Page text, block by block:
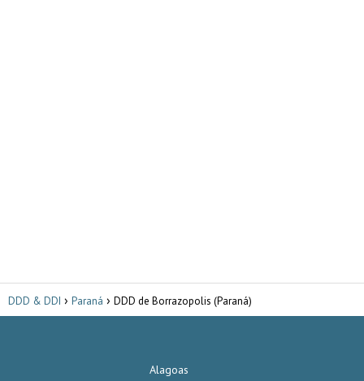
DDD & DDI Paraná DDD de Borrazopolis (Paraná)
Alagoas